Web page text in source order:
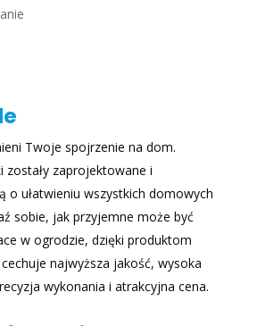
Twoje spojrzenie na dom.
zostały zaprojektowane i
o ułatwieniu wszystkich domowych
sobie, jak przyjemne może być
w ogrodzie, dzięki produktom
najwyższa jakość, wysoka
wykonania i atrakcyjna cena.